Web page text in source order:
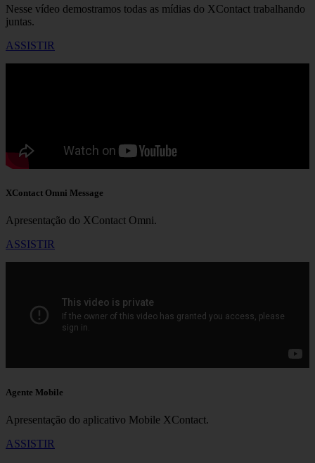
Nesse vídeo demostramos todas as mídias do XContact trabalhando
juntas.
ASSISTIR
XContact Omni Message
Apresentação do XContact Omni.
ASSISTIR
Agente Mobile
Apresentação do aplicativo Mobile XContact.
ASSISTIR